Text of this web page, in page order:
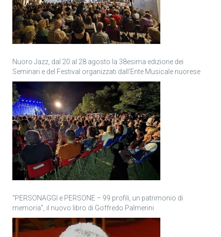
Nuoro Jazz, dal 20 al 28 agosto la 38esima edizione dei
Seminari e del Festival organizzati dall’Ente Musicale nuorese
“PERSONAGGI e PERSONE – 99 profili, un patrimonio di
memoria”, il nuovo libro di Goffredo Palmerini